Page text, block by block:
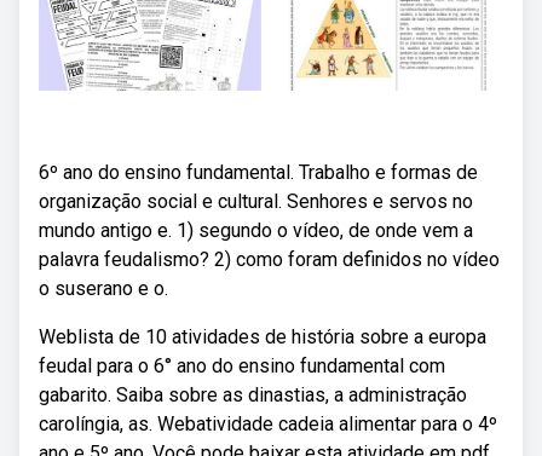
6º ano do ensino fundamental. Trabalho e formas de
organização social e cultural. Senhores e servos no
mundo antigo e. 1) segundo o vídeo, de onde vem a
palavra feudalismo? 2) como foram definidos no vídeo
o suserano e o.
Weblista de 10 atividades de história sobre a europa
feudal para o 6° ano do ensino fundamental com
gabarito. Saiba sobre as dinastias, a administração
carolíngia, as. Webatividade cadeia alimentar para o 4º